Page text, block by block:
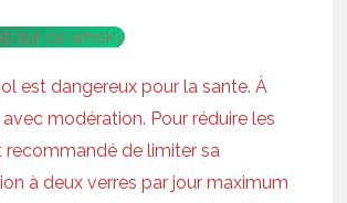
sur ce whisky
est dangereux pour la sante. À
modération. Pour réduire les
recommandé de limiter sa
à deux verres par jour maximum